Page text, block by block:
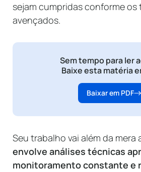
sejam cumpridas conforme os
avençados.
Sem tempo para ler
Baixe esta matéria
Baixar em PDF
Seu trabalho vai além da
envolve análises técnicas
monitoramento constante e